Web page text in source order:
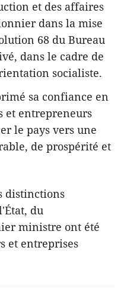
et des affaires
dans la mise
68 du Bureau
dans le cadre de
socialiste.
sa confiance en
et entrepreneurs
le pays vers une
de prospérité et
distinctions
du
ministre ont été
et entreprises